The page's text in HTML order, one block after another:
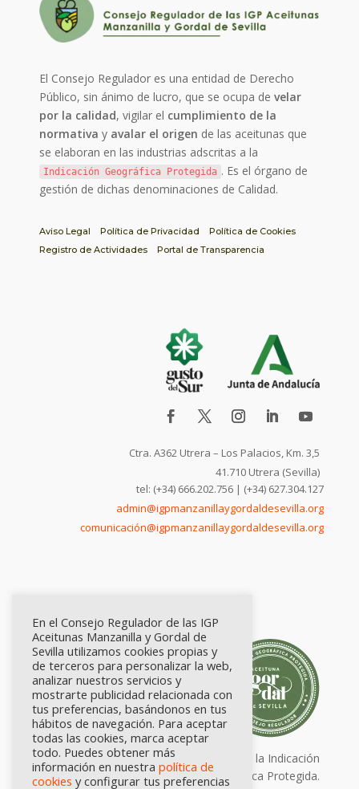
El Consejo Regulador es una entidad de Derecho
Público, sin ánimo de lucro, que se ocupa develar
por la calidad, vigilar el cumplimiento de la
normativa y avalar el origen de las aceitunas que
se elaboran en las industrias adscritas a la
Indicación Geográfica Protegida . Es el órgano de
gestión de dichas denominaciones de Calidad.
Aviso Legal Política de Privacidad
Política de Cookies
Registro de Actividades
Portal de Transparencia
Ctra. A362 Utrera – Los Palacios, Km. 3,5
41.710 Utrera (Sevilla)
tel: (+34) 666.202.756 | (+34) 627.304.127
admin@igpmanzanillaygordaldesevilla.org
comunicación@igpmanzanillaygordaldesevilla.org
Calidad certificada por Origen. Sellos de la Indicación
Geográfica Protegida.
En el Consejo Regulador de las IGP
Aceitunas Manzanilla y Gordal de
Sevilla utilizamos cookies propias y
de terceros para personalizar la web,
analizar nuestros servicios y
mostrarte publicidad relacionada con
tus preferencias, basándonos en tus
hábitos de navegación. Para aceptar
todas las cookies, marca aceptar
todo. Puedes obtener más
información en nuestra política de
cookies y configurar tus preferencias